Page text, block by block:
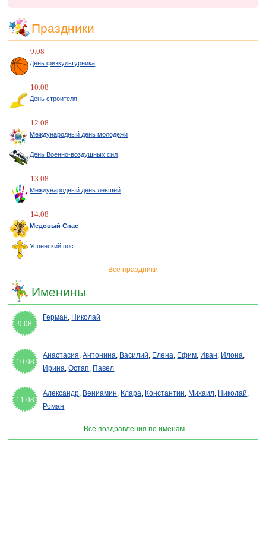
Праздники
9.08
День физкультурника
10.08
День строителя
12.08
Международный день молодежи
День Военно-воздушных сил
13.08
Международный день левшей
14.08
Медовый Спас
Успенский пост
Все праздники
Именины
9.08
Герман, Николай
10.08
Анастасия,Антонина, Василий, Елена, Ефим, Иван, Илона,
Ирина,Остап, Павел
11.08
Александр, Вениамин, Клара, Константин, Михаил, Николай,
Роман
Все поздравления по именам